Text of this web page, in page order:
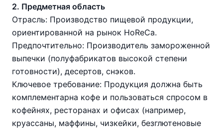
2. Предметная область
Отрасль: Производство пищевой продукции,
ориентированной на рынок HoReCa.
Предпочтительно: Производитель замороженной
выпечки (полуфабрикатов высокой степени
готовности), десертов, снэков.
Ключевое требование: Продукция должна быть
комплементарна кофе и пользоваться спросом в
кофейнях, ресторанах и офисах (например,
круассаны, маффины, чизкейки, безглютеновые